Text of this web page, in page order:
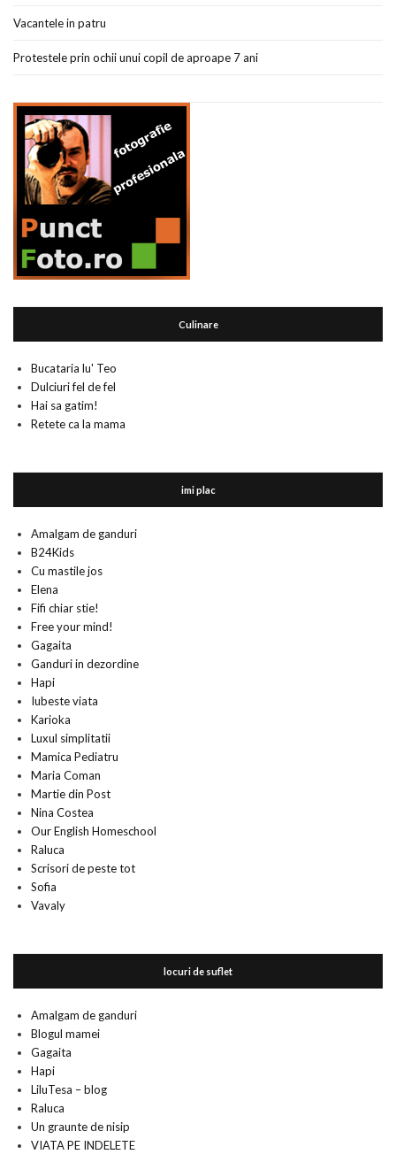
Vacantele in patru
Protestele prin ochii unui copil de aproape 7 ani
Culinare
Bucataria lu' Teo
Dulciuri fel de fel
Hai sa gatim!
Retete ca la mama
imi plac
Amalgam de ganduri
B24Kids
Cu mastile jos
Elena
Fifi chiar stie!
Free your mind!
Gagaita
Ganduri in dezordine
Hapi
Iubeste viata
Karioka
Luxul simplitatii
Mamica Pediatru
Maria Coman
Martie din Post
Nina Costea
Our English Homeschool
Raluca
Scrisori de peste tot
Sofia
Vavaly
locuri de suflet
Amalgam de ganduri
Blogul mamei
Gagaita
Hapi
LiluTesa – blog
Raluca
Un graunte de nisip
VIATA PE INDELETE